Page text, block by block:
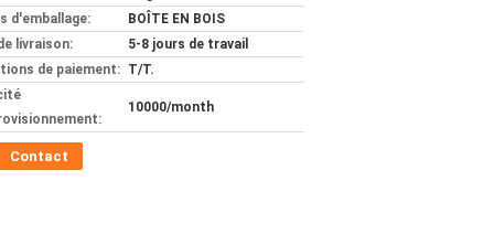
d'emballage:
BOÎTE EN BOIS
livraison:
5-8 jours de travail
de paiement: T/T.
10000/month
Contact